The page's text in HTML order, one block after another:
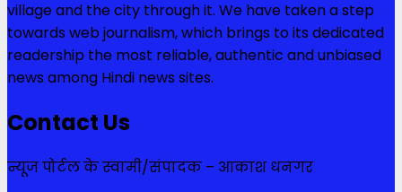
village and the city through it. We have taken a step
towards web journalism, which brings to its dedicated
readership the most reliable, authentic and unbiased
news among Hindi news sites.
Contact Us
न्यूज पोर्टल के स्वामी/संपादक – आकाश धनगर